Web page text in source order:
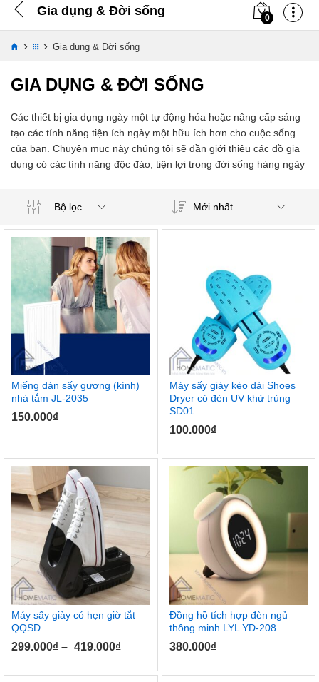
Gia dụng & Đời sống 0
› › Gia dụng & Đời sống
GIA DỤNG & ĐỜI SỐNG
Các thiết bị gia dụng ngày một tự động hóa hoặc nâng cấp sáng
tạo các tính năng tiện ích ngày một hữu ích hơn cho cuộc sống
của bạn. Chuyên mục này chúng tôi sẽ dần giới thiệu các đồ gia
dụng có các tính năng độc đáo, tiện lợi trong đời sống hàng ngày
Bộ lọc Mới nhất
Miếng dán sấy gương (kính)
nhà tắm JL-2035
150.000₫
Máy sấy giày kéo dài Shoes
Dryer có đèn UV khử trùng
SD01
100.000₫
Máy sấy giày có hẹn giờ tắt
QQSD
299.000₫ – 419.000₫
Đồng hồ tích hợp đèn ngủ
thông minh LYL YD-208
380.000₫